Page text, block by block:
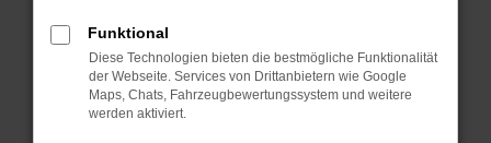
Überprüfe deine Firewall und deine
Internetverbindung.
Laden andere Webseiten, zum Beispiel deine
Suchmaschine?
Funktional
Diese Technologien bieten die bestmögliche Funktionalität
der Webseite. Services von Drittanbietern wie Google
Maps, Chats, Fahrzeugbewertungssystem und weitere
werden aktiviert.